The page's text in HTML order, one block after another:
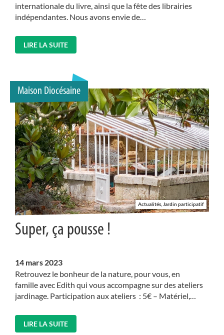
internationale du livre, ainsi que la fête des librairies
indépendantes. Nous avons envie de…
LIRE LA SUITE
Maison Diocésaine
Actualités, Jardin participatif
Super, ça pousse !
14 mars 2023
Retrouvez le bonheur de la nature, pour vous, en
famille avec Edith qui vous accompagne sur des ateliers
jardinage. Participation aux ateliers : 5€ – Matériel,…
LIRE LA SUITE